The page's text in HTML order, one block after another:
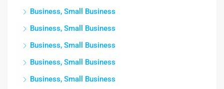
Business, Small Business
Business, Small Business
Business, Small Business
Business, Small Business
Business, Small Business